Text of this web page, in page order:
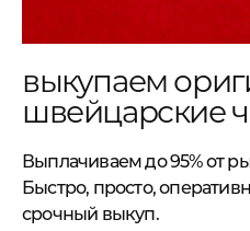
выкупаем
швейцарские
Выплачиваем до 95% от
Быстро, просто,
срочный выкуп.